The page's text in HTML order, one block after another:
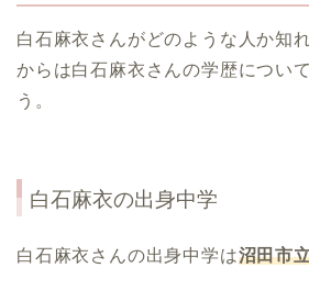
白石麻衣さんがどのような人か知
からは白石麻衣さんの学歴につい
う。
白石麻衣の出身中学
白石麻衣さんの出身中学は沼田市